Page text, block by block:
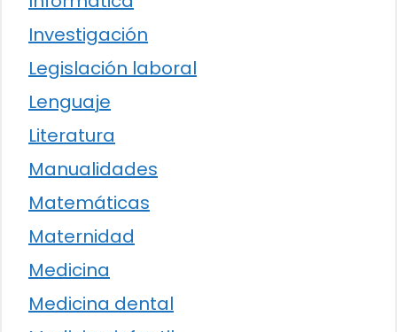
Investigación
Legislación laboral
Lenguaje
Literatura
Manualidades
Matemáticas
Maternidad
Medicina
Medicina dental